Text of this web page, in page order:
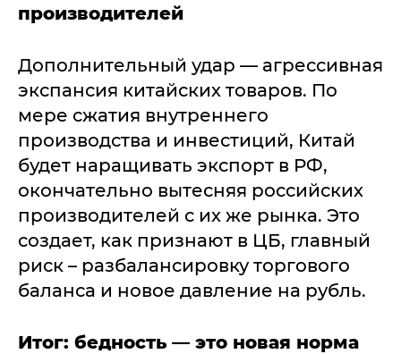
производителей
Дополнительный удар — агрессивная
экспансия китайских товаров. По
мере сжатия внутреннего
производства и инвестиций, Китай
будет наращивать экспорт в РФ,
окончательно вытесняя российских
производителей с их же рынка. Это
создает, как признают в ЦБ, главный
риск – разбалансировку торгового
баланса и новое давление на рубль.
Итог: бедность — это новая норма